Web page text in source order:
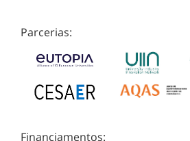
Parcerias:
Financiamentos: